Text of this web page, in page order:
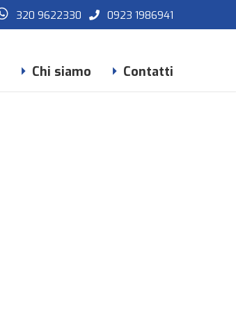
320 9622330 0923 1986941
Chi siamo Contatti